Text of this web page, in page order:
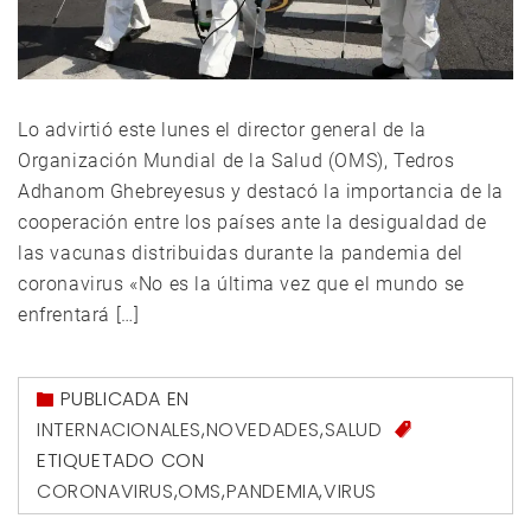
Lo advirtió este lunes el director general de la
Organización Mundial de la Salud (OMS), Tedros
Adhanom Ghebreyesus y destacó la importancia de la
cooperación entre los países ante la desigualdad de
las vacunas distribuidas durante la pandemia del
coronavirus «No es la última vez que el mundo se
enfrentará […]
PUBLICADA EN
INTERNACIONALES,NOVEDADES,SALUD
ETIQUETADO CON
CORONAVIRUS,OMS,PANDEMIA,VIRUS